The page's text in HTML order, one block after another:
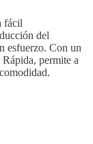
fácil
del
esfuerzo. Con un
permite a